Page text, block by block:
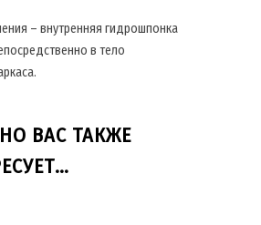
– внутренняя гидрошпонка
в тело
ВАС ТАКЖЕ